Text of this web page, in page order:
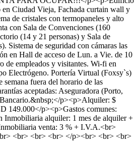
en Ciudad Vieja, Fachada curtain wall y
de cristales con termopaneles y alto
con Sala de Convenciones (160
(14 y 21 personas) y Sala de
Sistema de seguridad con cámaras las
en Hall de acceso de Lun. a Vie. de 10
de empleados y visitantes. Wi-fi en
Electrógeno. Portería Virtual (Foxsy`s)
semana fuera del horario de las
aceptadas: Aseguradora (Porto,
p><p>Alquiler: $
149.000</p><p>Gastos comunes:
Inmobiliaria alquiler: 1 mes de alquiler +
venta: 3 % + I.V.A.<br>
<br> <br> <br> </p><br> <br> <br>